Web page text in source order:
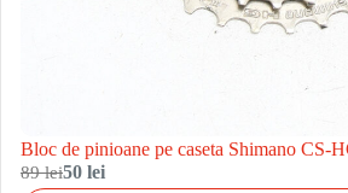
Bloc de pinioane pe caseta Shimano CS-
89 lei50 lei